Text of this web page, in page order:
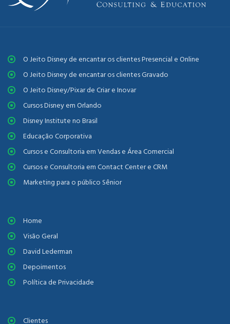
O Jeito Disney de encantar os clientes Presencial e Online
O Jeito Disney de encantar os clientes Gravado
O Jeito Disney/Pixar de Criar e Inovar
Cursos Disney em Orlando
Disney Institute no Brasil
Educação Corporativa
Cursos e Consultoria em Vendas e Área Comercial
Cursos e Consultoria em Contact Center e CRM
Marketing para o público Sênior
Home
Visão Geral
David Lederman
Depoimentos
Política de Privacidade
Clientes